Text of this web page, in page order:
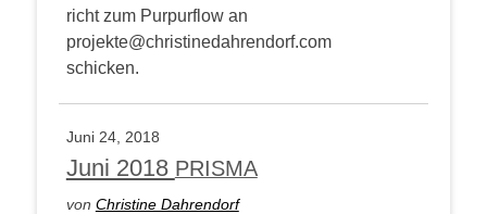
richt zum Pur­pur­flow an
projekte@christinedahrendorf.com
schicken.
Juni 24, 2018
Juni 2018 PRISMA
von Chris­ti­ne Dahrendorf